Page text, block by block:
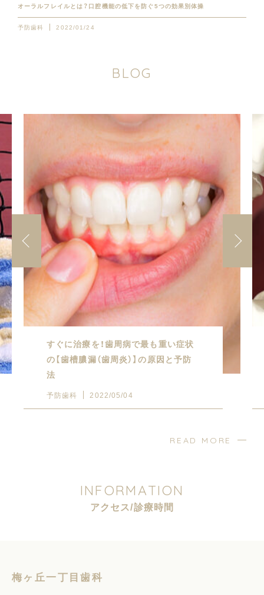
オーラルフレイルとは？口腔機能の低下を防ぐ5つの効果別体操
予防歯科 2022/01/24
BLOG
すぐに治療を！歯周病で最も重い症状
の【歯槽膿漏（歯周炎）】の原因と予防
法
予防歯科 2022/05/04
READ MORE
INFORMATION
アクセス/診療時間
梅ヶ丘一丁目歯科